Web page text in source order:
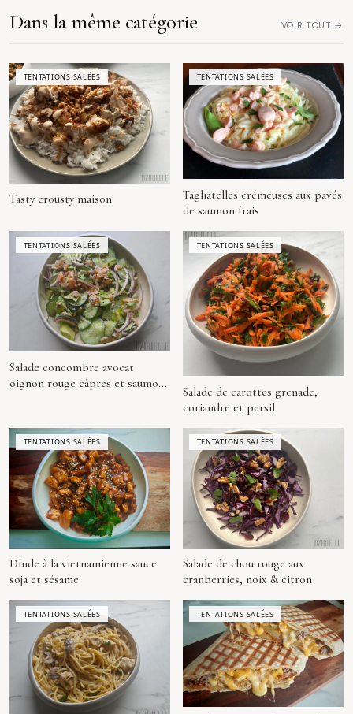
Dans la même catégorie VOIR TOUT →
TENTATIONS SALÉES
Tasty crousty maison
TENTATIONS SALÉES
Tagliatelles crémeuses aux pavés
de saumon frais
TENTATIONS SALÉES
Salade concombre avocat
oignon rouge câpres et saumon
TENTATIONS SALÉES
Salade de carottes grenade,
coriandre et persil
TENTATIONS SALÉES
Dinde à la vietnamienne sauce
soja et sésame
TENTATIONS SALÉES
Salade de chou rouge aux
cranberries, noix & citron
TENTATIONS SALÉES TENTATIONS SALÉES